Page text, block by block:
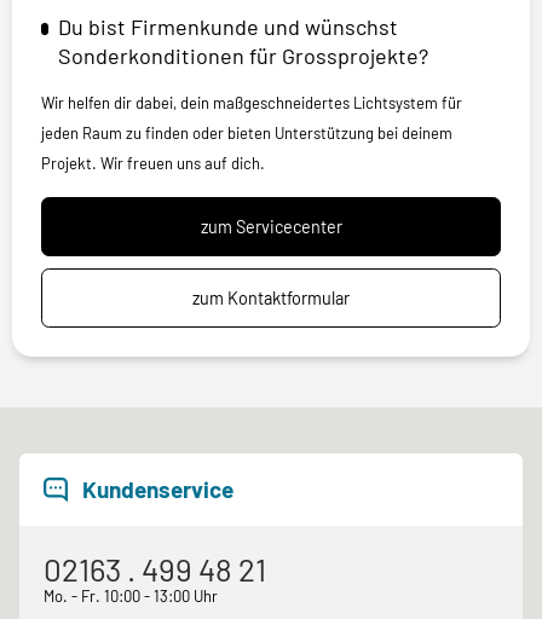
Du bist Firmenkunde und wünschst
Sonderkonditionen für Grossprojekte?
Wir helfen dir dabei, dein maßgeschneidertes Lichtsystem für
jeden Raum zu finden oder bieten Unterstützung bei deinem
Projekt. Wir freuen uns auf dich.
zum Servicecenter
zum Kontaktformular
Kundenservice
02163 . 499 48 21
Mo. - Fr. 10:00 - 13:00 Uhr